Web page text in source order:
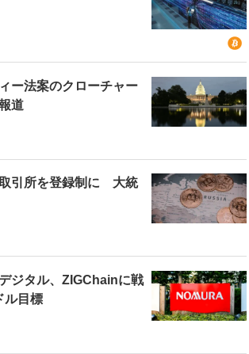
ー法案のクローチャー
道
引所を登録制に 大統
ジタル、ZIGChainに戦
目標